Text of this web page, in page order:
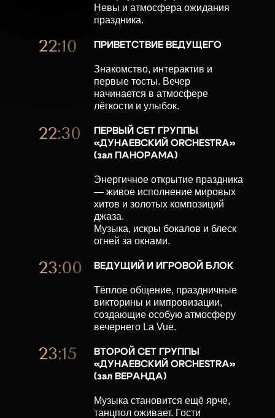
Невы и атмосфера ожидания
праздника.
ПРИВЕТСТВИЕ ВЕДУЩЕГО
Знакомство, интерактив и
первые тосты. Вечер
начинается в атмосфере
лёгкости и улыбок.
ПЕРВЫЙ СЕТ ГРУППЫ
«ДУНАЕВСКИЙ ORCHESTRA»
(зал ПАНОРАМА)
Энергичное открытие праздника
— живое исполнение мировых
хитов и золотых композиций
джаза.
Музыка, искры бокалов и блеск
огней за окнами.
ВЕДУЩИЙ И ИГРОВОЙ БЛОК
Тёплое общение, праздничные
викторины и импровизации,
создающие особую атмосферу
вечернего La Vue.
ВТОРОЙ СЕТ ГРУППЫ
«ДУНАЕВСКИЙ ORCHESTRA»
(зал ВЕРАНДА)
Музыка становится ещё ярче,
танцпол оживает. Гости